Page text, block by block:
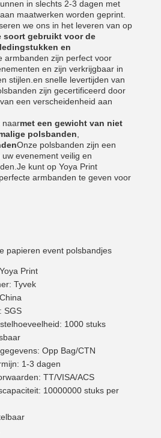
in slechts 2-3 dagen met
maatwerken worden geprint.
we ons in het leveren van op
soort gebruikt voor de
en
armbanden zijn perfect voor
en zijn verkrijgbaar in
stijlen.en snelle levertijden van
zijn gecertificeerd door
een verscheidenheid aan
naarmet een gewicht van niet
polsbanden
Onze polsbanden zijn een
evenement veilig en
kunt op Yoya Print
armbanden te geven voor
papieren event polsbandjes
Print
Tyvek
SGS
1000 stuks
Opp Bag/CTN
1-3 dagen
TT/VISA/ACS
10000000 stuks per